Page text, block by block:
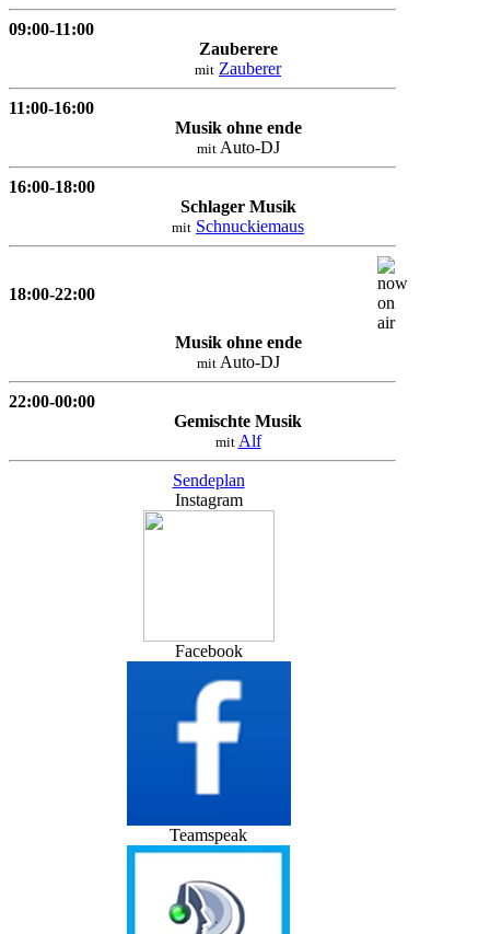
09:00-11:00
Zauberere
mit Zauberer
11:00-16:00
Musik ohne ende
mitAuto-DJ
16:00-18:00
Schlager Musik
mit Schnuckiemaus
18:00-22:00
Musik ohne ende
mitAuto-DJ
22:00-00:00
Gemischte Musik
mit Alf
Sendeplan
Instagram
Facebook
Teamspeak